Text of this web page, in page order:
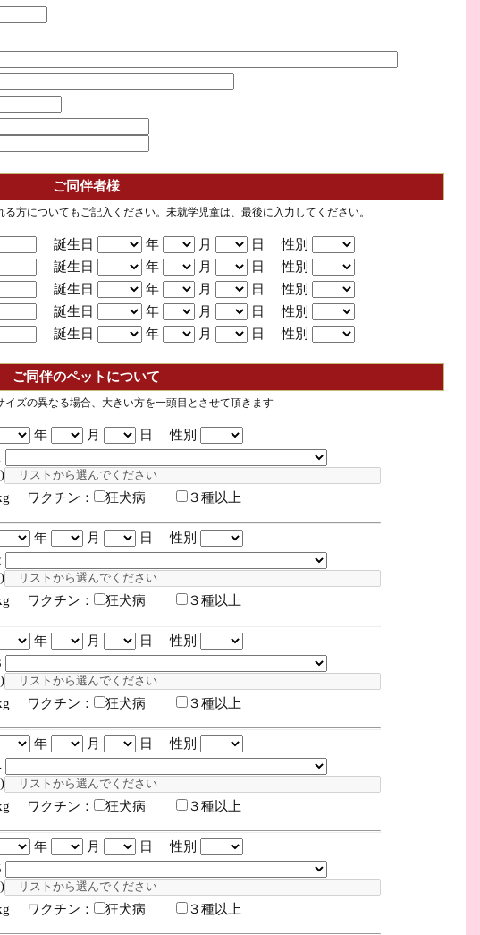
ご同伴者様
方についてもご記入ください。未就学児童は、最後に入力してください。
誕生日 年 月
日 性別
誕生日 年 月
日 性別
誕生日 年 月
日 性別
誕生日 年 月
日 性別
誕生日 年 月 日 性別
ご同伴のペットについて
ズの異なる場合、大きい方を一頭目とさせて頂きます
年 月
日 性別
ワクチン： 狂犬病 ３種以上
年 月
日 性別
ワクチン： 狂犬病 ３種以上
年 月
日 性別
ワクチン： 狂犬病 ３種以上
年 月
日 性別
ワクチン： 狂犬病 ３種以上
年 月
日 性別
ワクチン： 狂犬病 ３種以上